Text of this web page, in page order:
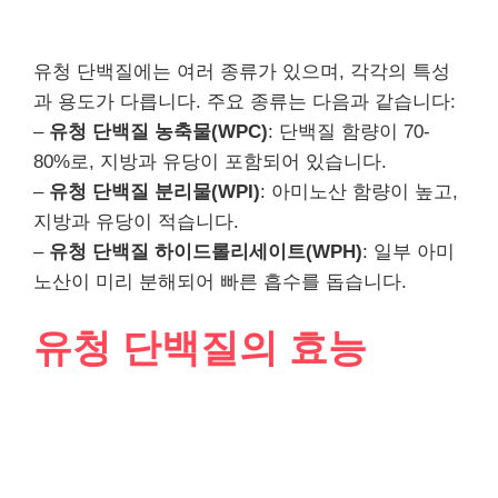
유청 단백질에는 여러 종류가 있으며, 각각의 특성
과 용도가 다릅니다. 주요 종류는 다음과 같습니다:
– 유청 단백질 농축물(WPC): 단백질 함량이 70-
80%로, 지방과 유당이 포함되어 있습니다.
– 유청 단백질 분리물(WPI): 아미노산 함량이 높고,
지방과 유당이 적습니다.
– 유청 단백질 하이드롤리세이트(WPH): 일부 아미
노산이 미리 분해되어 빠른 흡수를 돕습니다.
유청 단백질의 효능